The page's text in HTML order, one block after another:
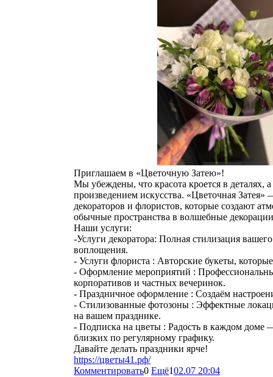
Приглашаем в «Цветочную Затею»!
Мы убеждены, что красота кроется в деталях,
произведением искусства. «Цветочная
декораторов и флористов, которые создают
обычные пространства в волшебные
Наши услуги:
-Услуги декоратора: Полная стилизация
воплощения.
- Услуги флориста : Авторские букеты,
- Оформление мероприятий :
корпоративов и частных вечеринок.
- Праздничное оформление : Создаём
- Стилизованные фотозоны : Эффектные
на вашем празднике.
- Подписка на цветы : Радость в каждом доме
близких по регулярному графику.
Давайте делать праздники ярче!
https://цветы41.рф/
Комментировать0 Ещё102.07 20:04